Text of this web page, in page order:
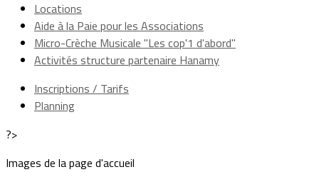
Locations
Aide à la Paie pour les Associations
Micro-Crèche Musicale "Les cop'1 d'abord"
Activités structure partenaire Hanamy
Inscriptions / Tarifs
Planning
?>
Images de la page d'accueil